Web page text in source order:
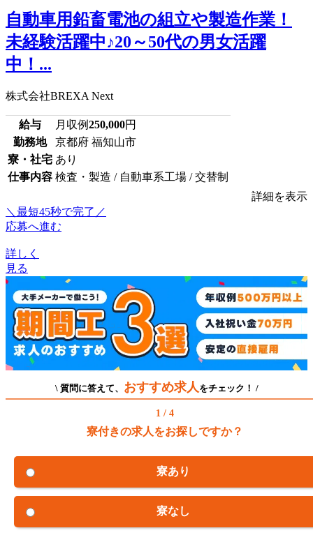
自動車用鉛畜電池の組立や製造作業！
未経験活躍中♪20～50代の男女活躍
中！...
株式会社BREXA Next
給与 月収例250,000円
勤務地
京都府 福知山市
寮・社宅 あり
仕事内容 検査・製造 / 自動車系工場 / 交替制
詳細を表示
＼最短45秒で完了／
応募へ進む
詳しく
見る
\ 質問に答えて、 おすすめ求人 をチェック！ /
1 / 4
寮付きの求人をお探しですか？
寮あり
寮なし